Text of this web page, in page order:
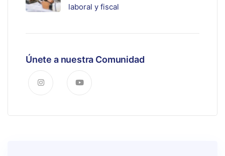
laboral y fiscal
Únete a nuestra Comunidad